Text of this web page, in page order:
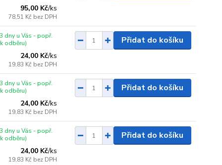
95,00 Kč/ks
78,51 Kč bez DPH
24,00 Kč/ks
19,83 Kč bez DPH
dny u Vás - popř.
odběru)
Přidat do košíku
24,00 Kč/ks
19,83 Kč bez DPH
dny u Vás - popř.
odběru)
Přidat do košíku
24,00 Kč/ks
19,83 Kč bez DPH
dny u Vás - popř.
odběru)
Přidat do košíku